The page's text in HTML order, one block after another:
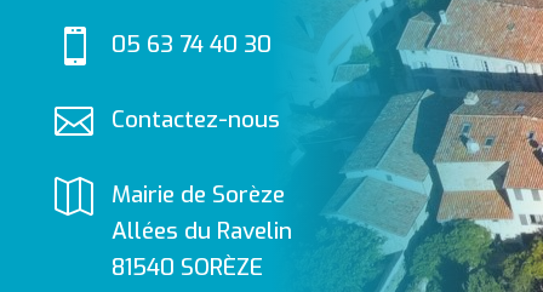
 05 63 74 40 30
 Contactez-nous

Mairie de Sorèze
Allées du Ravelin
81540 SORÈZE